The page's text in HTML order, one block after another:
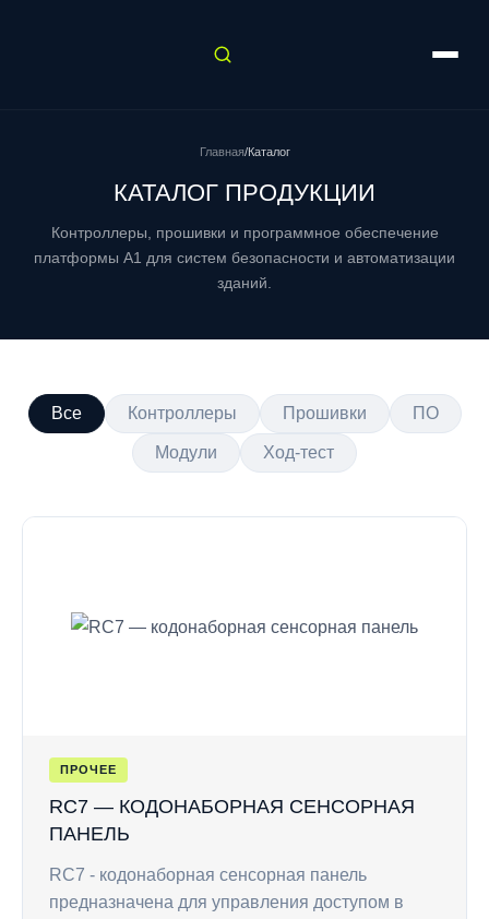
Главная/Каталог
КАТАЛОГ ПРОДУКЦИИ
Контроллеры, прошивки и программное обеспечение
платформы A1 для систем безопасности и автоматизации
зданий.
Все Контроллеры Прошивки ПО
Модули Ход-тест
ПРОЧЕЕ
RC7 — КОДОНАБОРНАЯ СЕНСОРНАЯ
ПАНЕЛЬ
RC7 - кодонаборная сенсорная панель
предназначена для управления доступом в